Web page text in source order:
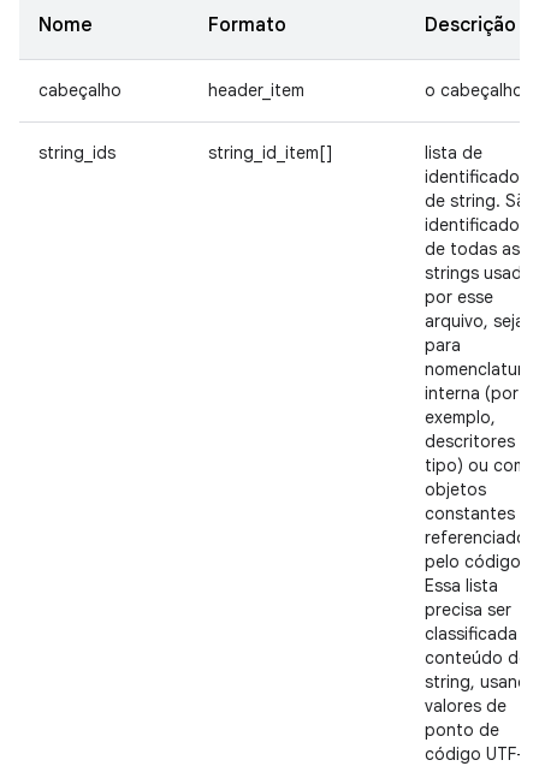
Nome Formato Descrição
cabeçalho header_item o cabeçalho
string_ids string_id_item[]
lista de
de string. São
de todas as
strings usadas
por esse
arquivo, seja
para
nomenclatura
interna (por
exemplo,
descritores de
tipo) ou como
objetos
constantes
referenciados
pelo código.
Essa lista
precisa ser
classificada
conteúdo de
string, usando
valores de
ponto de
código UTF-16